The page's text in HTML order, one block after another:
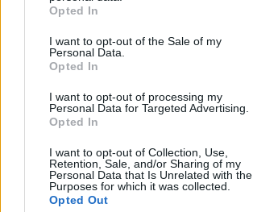
Opted In
I want to opt-out of the Sale of my
Personal Data.
Opted In
I want to opt-out of processing my
Personal Data for Targeted Advertising.
Opted In
I want to opt-out of Collection, Use,
Retention, Sale, and/or Sharing of my
Personal Data that Is Unrelated with the
Purposes for which it was collected.
Opted Out